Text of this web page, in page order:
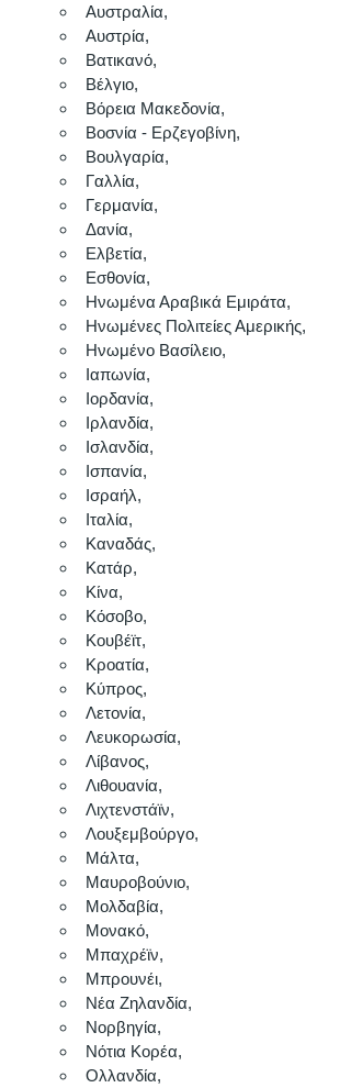
Αυστραλία,
Αυστρία,
Βατικανό,
Βέλγιο,
Βόρεια Μακεδονία,
Βοσνία - Ερζεγοβίνη,
Βουλγαρία,
Γαλλία,
Γερμανία,
Δανία,
Ελβετία,
Εσθονία,
Ηνωμένα Αραβικά Εμιράτα,
Ηνωμένες Πολιτείες Αμερικής,
Ηνωμένο Βασίλειο,
Ιαπωνία,
Ιορδανία,
Ιρλανδία,
Ισλανδία,
Ισπανία,
Ισραήλ,
Ιταλία,
Καναδάς,
Κατάρ,
Κίνα,
Κόσοβο,
Κουβέϊτ,
Κροατία,
Κύπρος,
Λετονία,
Λευκορωσία,
Λίβανος,
Λιθουανία,
Λιχτενστάϊν,
Λουξεμβούργο,
Μάλτα,
Μαυροβούνιο,
Μολδαβία,
Μονακό,
Μπαχρέϊν,
Μπρουνέι,
Νέα Ζηλανδία,
Νορβηγία,
Νότια Κορέα,
Ολλανδία,